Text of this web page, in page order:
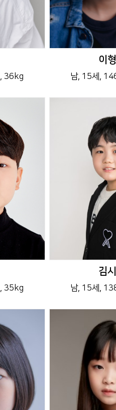
, 36kg
이
남, 15세 ,
, 35kg
김
남, 15세 ,